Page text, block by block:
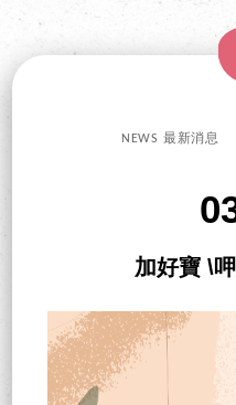
NEWS 最新消息
加好寶 \